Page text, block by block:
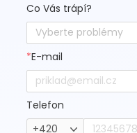
Co Vás trápí?
Vyberte problémy
*E-mail
Telefon
+420